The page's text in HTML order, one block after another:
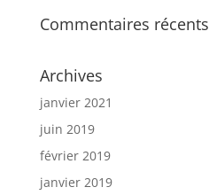
Commentaires récents
Archives
janvier 2021
juin 2019
février 2019
janvier 2019